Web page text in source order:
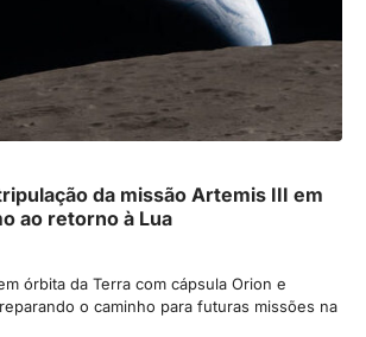
da missão Artemis III em
ao retorno à Lua
órbita da Terra com cápsula Orion e
o caminho para futuras missões na